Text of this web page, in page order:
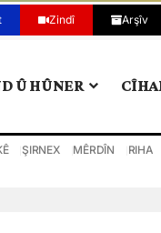
Zindî Arşîv
Û HÛNER
ŞIRNEX MÊRDÎN RIHA